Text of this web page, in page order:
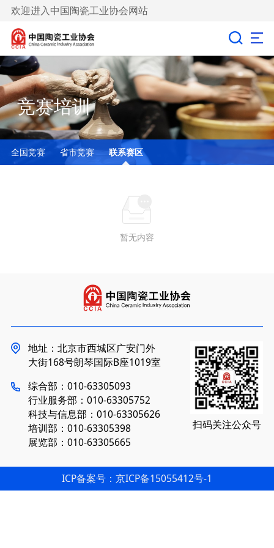
欢迎进入中国陶瓷工业协会网站
竞赛培训
全国竞赛 省市竞赛 联系赛区
暂无内容
地址：北京市西城区广安门外
大街168号朗琴国际B座1019室
综合部：010-63305093
行业服务部：010-63305752
科技与信息部：010-63305626
培训部：010-63305398
展览部：010-63305665
扫码关注公众号
ICP备案号：京ICP备15055412号-1